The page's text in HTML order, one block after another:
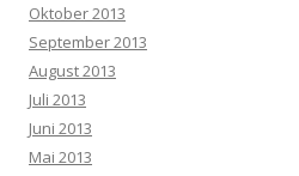
Oktober 2013
September 2013
August 2013
Juli 2013
Juni 2013
Mai 2013